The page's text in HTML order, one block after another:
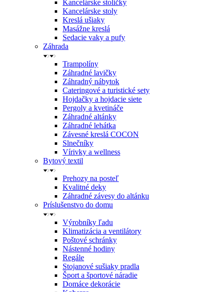
Kancelárske stoličky
Kancelárske stoly
Kreslá ušiaky
Masážne kreslá
Sedacie vaky a pufy
Záhrada
Trampolíny
Záhradné lavičky
Záhradný nábytok
Cateringové a turistické sety
Hojdačky a hojdacie siete
Pergoly a kvetináče
Záhradné altánky
Záhradné lehátka
Závesné kreslá COCON
Slnečníky
Vírivky a wellness
Bytový textil
Prehozy na posteľ
Kvalitné deky
Záhradné závesy do altánku
Príslušenstvo do domu
Výrobníky ľadu
Klimatizácia a ventilátory
Poštové schránky
Nástenné hodiny
Regále
Stojanové sušiaky pradla
Šport a športové náradie
Domáce dekorácie